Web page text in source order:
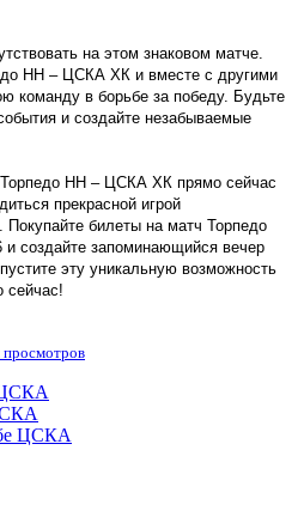
на этом знаковом матче.
НН – ЦСКА ХК и вместе с другими
команду в борьбе за победу. Будьте
и создайте незабываемые
Торпедо НН – ЦСКА ХК прямо сейчас
прекрасной игрой
Покупайте билеты на матч Торпедо
создайте запоминающийся вечер
эту уникальную возможность
сейчас!
просмотров
ЦСКА
ЦСКА